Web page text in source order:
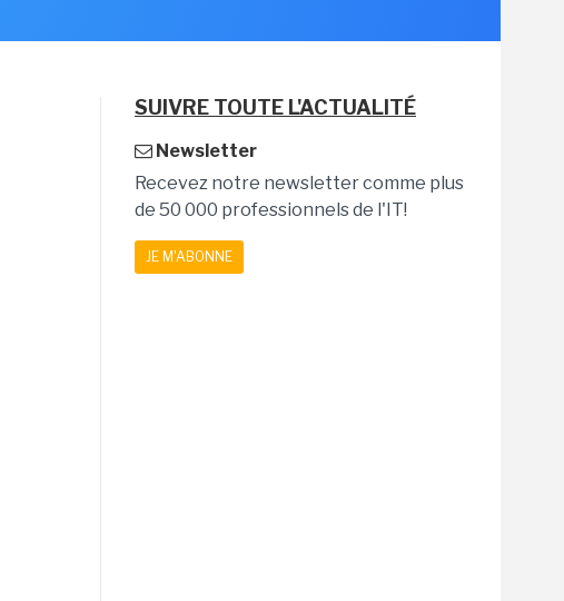
SUIVRE TOUTE L'ACTUALITÉ
Newsletter
Recevez notre newsletter comme plus
de 50 000 professionnels de l'IT!
JE M'ABONNE